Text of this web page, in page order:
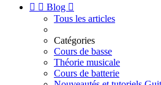
  Blog 
Tous les articles
Catégories
Cours de basse
Théorie musicale
Cours de batterie